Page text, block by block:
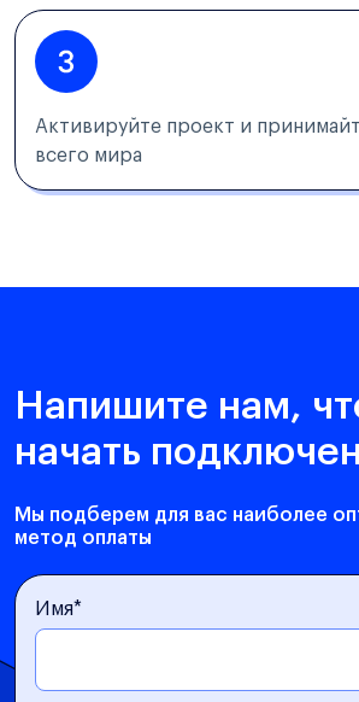
Активируйте проект и
всего мира
Напишите нам,
начать
Мы подберем для вас наиболее
метод оплаты
Имя*